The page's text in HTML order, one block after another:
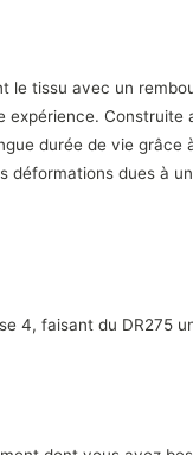
tissu avec un
expérience. Construite
durée de vie grâce
déformations dues à
4, faisant du DR275